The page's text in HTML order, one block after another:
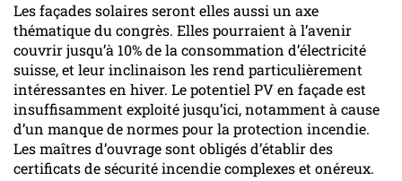
Les façades solaires seront elles aussi un axe
thématique du congrès. Elles pourraient à l’avenir
couvrir jusqu’à 10% de la consommation d’électricité
suisse, et leur inclinaison les rend particulièrement
intéressantes en hiver. Le potentiel PV en façade est
insuffisamment exploité jusqu’ici, notamment à cause
d’un manque de normes pour la protection incendie.
Les maîtres d’ouvrage sont obligés d’établir des
certificats de sécurité incendie complexes et onéreux.